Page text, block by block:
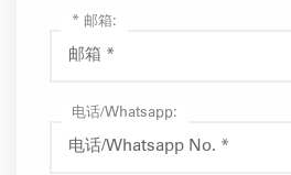
* 邮箱:
电话/Whatsapp: